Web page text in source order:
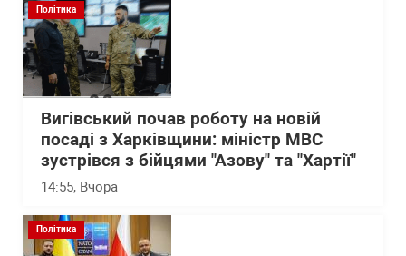
Політика
Вигівський почав роботу на новій
посаді з Харківщини: міністр МВС
зустрівся з бійцями "Азову" та "Хартії"
14:55, Вчора
Політика